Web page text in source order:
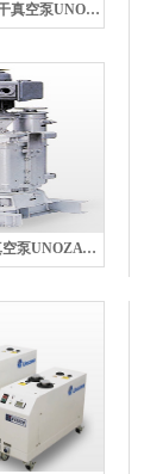
TAM0651化学过程用干真空泵UNOZAWA宇野泽
TRV404化学用立式真空泵UNOZAWA宇野泽